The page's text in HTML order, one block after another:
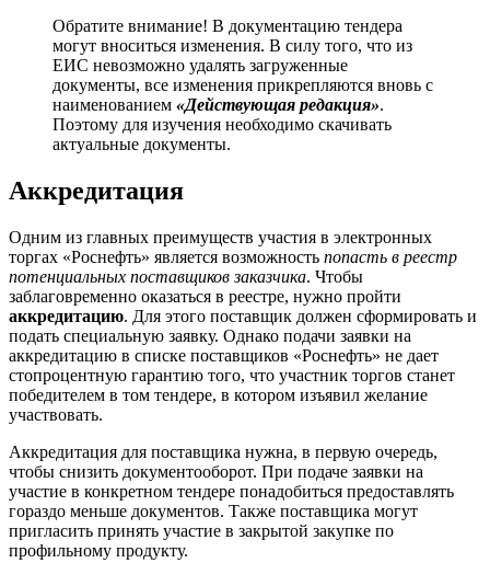
Обратите внимание! В документацию тендера
могут вноситься изменения. В силу того, что из
ЕИС невозможно удалять загруженные
документы, все изменения прикрепляются вновь с
наименованием «Действующая редакция».
Поэтому для изучения необходимо скачивать
актуальные документы.
Аккредитация
Одним из главных преимуществ участия в электронных
торгах «Роснефть» является возможность попасть в реестр
потенциальных поставщиков заказчика. Чтобы
заблаговременно оказаться в реестре, нужно пройти
аккредитацию. Для этого поставщик должен сформировать и
подать специальную заявку. Однако подачи заявки на
аккредитацию в списке поставщиков «Роснефть» не дает
стопроцентную гарантию того, что участник торгов станет
победителем в том тендере, в котором изъявил желание
участвовать.
Аккредитация для поставщика нужна, в первую очередь,
чтобы снизить документооборот. При подаче заявки на
участие в конкретном тендере понадобиться предоставлять
гораздо меньше документов. Также поставщика могут
пригласить принять участие в закрытой закупке по
профильному продукту.